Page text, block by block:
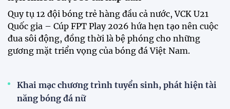
Tuyển Việt Nam đối đầu Malaysia ở bán kết
ASEAN Cup 2026?
Đội tuyển Việt Nam được người hâm mộ chào đón
nồng nhiệt khi trở về Hà Nội